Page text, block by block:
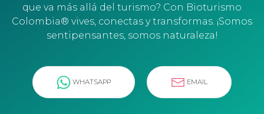
que va más allá del turismo? Con Bioturismo
Colombia® vives, conectas y transformas. ¡Somos
sentipensantes, somos naturaleza!
WHATSAPP EMAIL